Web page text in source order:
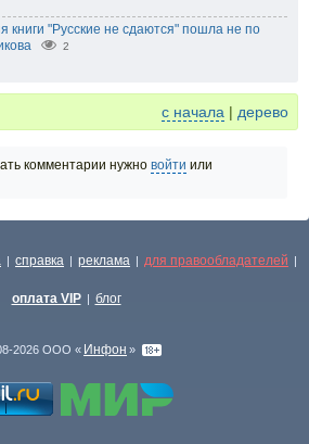
книги "Русские не сдаются" пошла не по
2
с начала | дерево
комментарии нужно войти или
| справка | реклама | для правообладателей |
оплата VIP | блог
2026 ООО « Инфон »